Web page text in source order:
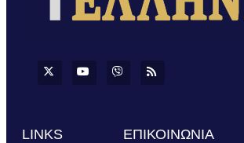
LINKS ΕΠΙΚΟΙΝΩΝΙΑ